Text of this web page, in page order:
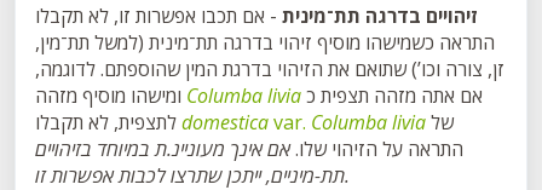
זיהויים בדרגה תת־מינית - אם תכבו אפשרות זו, לא תקבלו
התראה כשמישהו מוסיף זיהוי בדרגה תת־מינית (למשל תת־מין,
זן, צורה וכו’) שתואם את הזיהוי בדרגת המין שהוספתם. לדוגמה,
אם אתה מזהה תצפית כColumba livia ומישהו מוסיף מזהה
שלColumba livia
var.
domesticaלתצפית, לא תקבלו
התראה על הזיהוי שלו.אם אינך מעוניינ.ת במיוחד בזיהויים
תת-מיניים, ייתכן שתרצו לכבות אפשרות זו.